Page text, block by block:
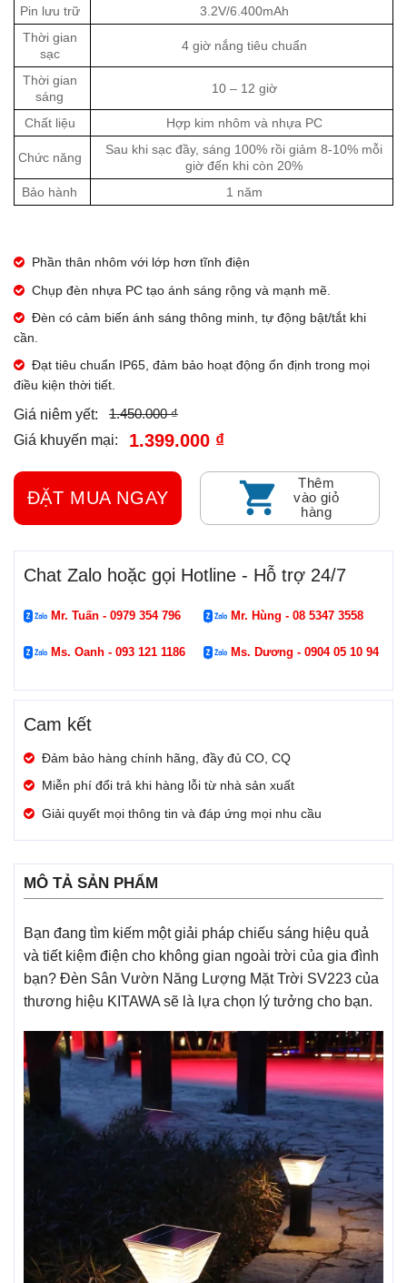
Pin lưu trữ
3.2V/6.400mAh
Thời gian
sạc
4 giờ nắng tiêu chuẩn
Thời gian
sáng
10 – 12 giờ
Chất liệu Hợp kim nhôm và nhựa PC
Chức năng
Sau khi sạc đầy, sáng 100% rồi giảm 8-10% mỗi
giờ đến khi còn 20%
Bảo hành
1 năm
Phần thân nhôm với lớp hơn tĩnh điện
Chụp đèn nhựa PC tạo ánh sáng rộng và mạnh mẽ.
Đèn có cảm biến ánh sáng thông minh, tự động bật/tắt khi
cần.
Đạt tiêu chuẩn IP65, đảm bảo hoạt động ổn định trong mọi
điều kiện thời tiết.
Giá niêm yết:
1.450.000 ₫
Giá khuyến mại:
1.399.000 ₫
ĐẶT MUA NGAY
Thêm
vào giỏ
hàng
Chat Zalo hoặc gọi Hotline - Hỗ trợ 24/7
Mr. Tuấn - 0979 354 796 Mr. Hùng - 08 5347 3558
Ms. Oanh - 093 121 1186 Ms. Dương - 0904 05 10 94
Cam kết
Đảm bảo hàng chính hãng, đầy đủ CO, CQ
Miễn phí đổi trả khi hàng lỗi từ nhà sản xuất
Giải quyết mọi thông tin và đáp ứng mọi nhu cầu
MÔ TẢ SẢN PHẨM
Bạn đang tìm kiếm một giải pháp chiếu sáng hiệu quả
và tiết kiệm điện cho không gian ngoài trời của gia đình
bạn? Đèn Sân Vườn Năng Lượng Mặt Trời SV223 của
thương hiệu KITAWA sẽ là lựa chọn lý tưởng cho bạn.